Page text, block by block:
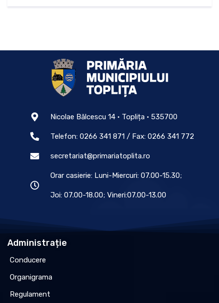
Nicolae Bălcescu 14 • Toplița • 535700
Telefon: 0266 341 871 / Fax: 0266 341 772
secretariat@primariatoplita.ro
Orar casierie: Luni-Miercuri: 07.00-15.30;
Joi: 07.00-18.00; Vineri:07.00-13.00
Administrație
Conducere
Organigrama
Regulament